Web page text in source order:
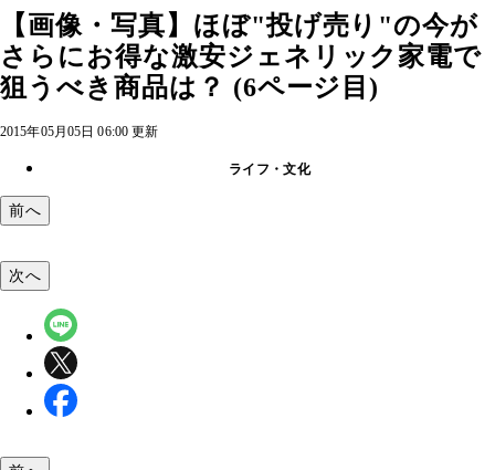
【画像・写真】ほぼ"投げ売り"の今が
さらにお得な激安ジェネリック家電で
狙うべき商品は？ (6ページ目)
2015年05月05日 06:00 更新
ライフ・文化
前へ
次へ